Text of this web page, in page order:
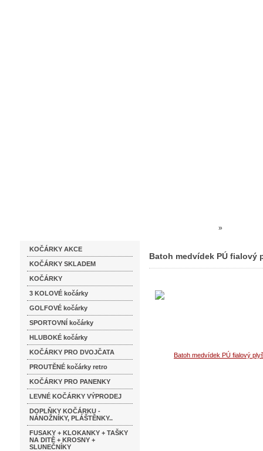
KOČÁRKY AKCE
KOČÁRKY SKLADEM
KOČÁRKY
3 KOLOVÉ kočárky
GOLFOVÉ kočárky
SPORTOVNÍ kočárky
HLUBOKÉ kočárky
KOČÁRKY PRO DVOJČATA
PROUTĚNÉ kočárky retro
KOČÁRKY PRO PANENKY
LEVNÉ KOČÁRKY VÝPRODEJ
DOPLŇKY KOČÁRKU -
NÁNOŽNÍKY, PLÁŠTĚNKY..
FUSAKY + KLOKANKY + TAŠKY
NA DITĚ + KROSNY +
SLUNEČNÍKY
»
Batoh medvídek PÚ fialový
Batoh medvídek PÚ fialový